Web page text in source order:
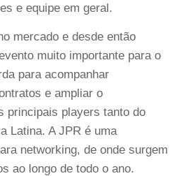
e equipe em geral.
mercado e desde então
muito importante para o
para acompanhar
e ampliar o
principais players tanto do
Latina. A JPR é uma
networking, de onde surgem
ao longo de todo o ano.